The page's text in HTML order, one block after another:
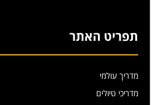
תפריט האתר
מדריך עולמי
מדריכי טיולים